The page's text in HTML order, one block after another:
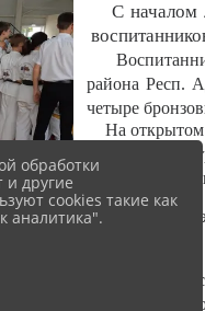
С началом
района Респ.
четыре
На открытом
одну
На первом
Никонец Г.А.
В ст.
Кубани
обработки
и другие
cookies такие как
аналитика".